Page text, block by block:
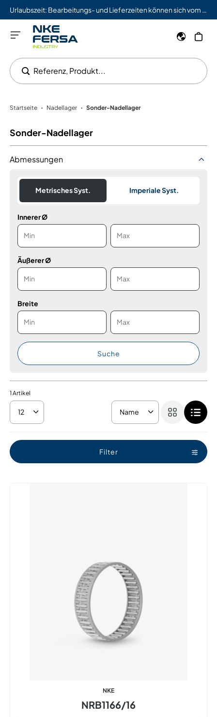
Referenz, Produkt...
Startseite • Nadellager • Sonder-Nadellager
Sonder-Nadellager
Abmessungen
Metrisches Syst. Imperiale Syst.
Innerer Ø
Äußerer Ø
Breite
Suche
1Artikel
12 Name
Filter
NKE
NRB1166/16